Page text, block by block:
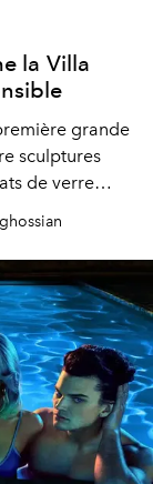
la Villa
grande
sculptures
de verre
d’un